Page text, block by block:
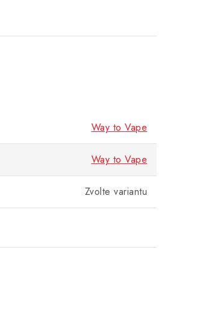
Way to Vape
Way to Vape
Zvolte variantu